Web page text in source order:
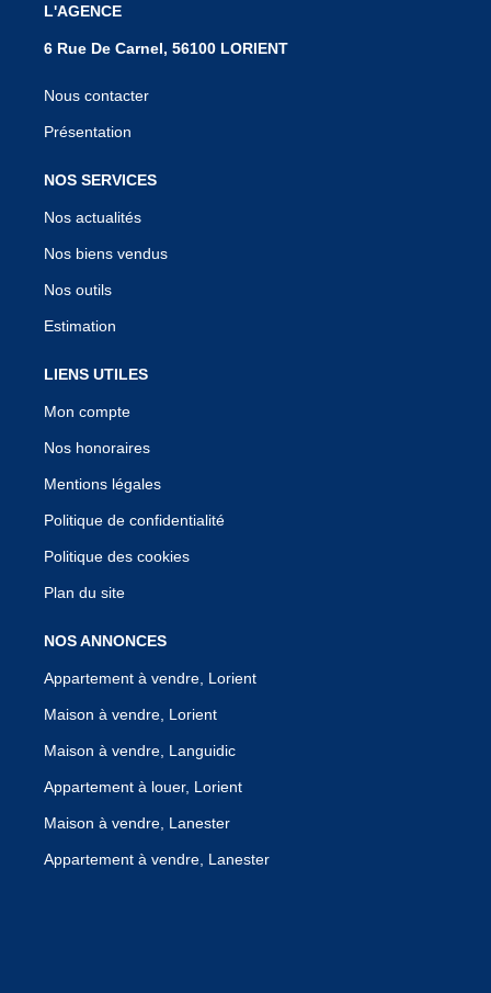
L'AGENCE
6 Rue De Carnel, 56100 LORIENT
Nous contacter
Présentation
NOS SERVICES
Nos actualités
Nos biens vendus
Nos outils
Estimation
LIENS UTILES
Mon compte
Nos honoraires
Mentions légales
Politique de confidentialité
Politique des cookies
Plan du site
NOS ANNONCES
Appartement à vendre, Lorient
Maison à vendre, Lorient
Maison à vendre, Languidic
Appartement à louer, Lorient
Maison à vendre, Lanester
Appartement à vendre, Lanester